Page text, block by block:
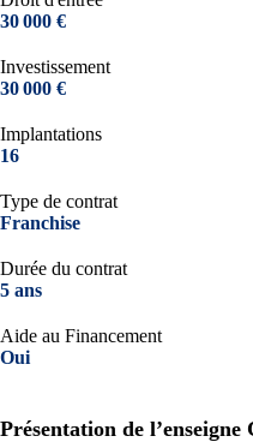
30 000 €
Investissement
30 000 €
Implantations
16
Type de contrat
Franchise
Durée du contrat
5 ans
Aide au Financement
Oui
Présentation de